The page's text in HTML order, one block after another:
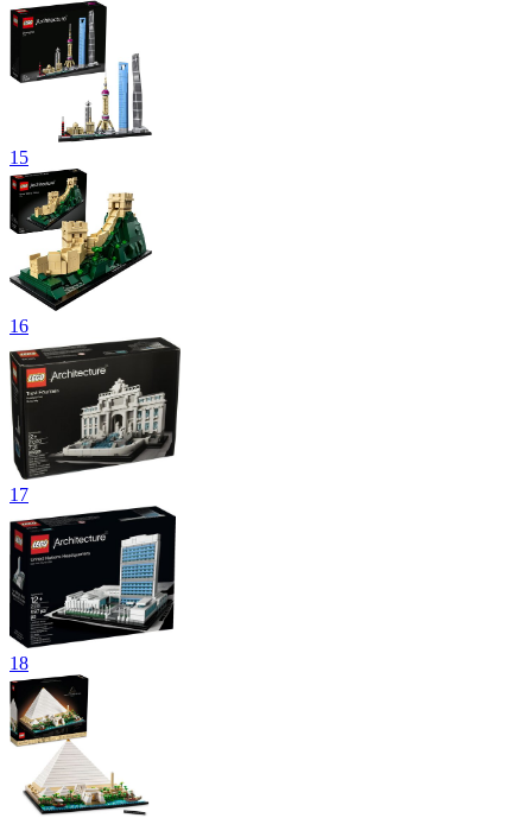
15
16
17
18